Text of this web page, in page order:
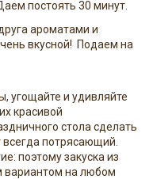
постоять 30 минут.
ароматами и
вкусной! Подаем на
угощайте и удивляйте
красивой
стола сделать
всегда потрясающий.
поэтому закуска из
вариантом на любом